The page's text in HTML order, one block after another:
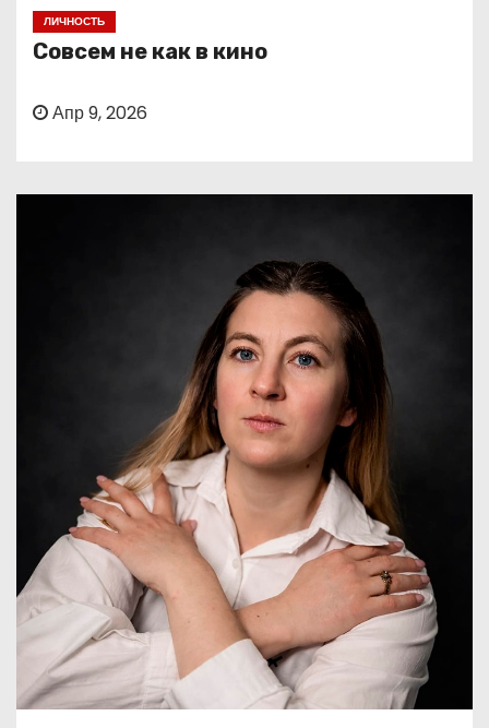
ЛИЧНОСТЬ
Совсем не как в кино
Апр 9, 2026